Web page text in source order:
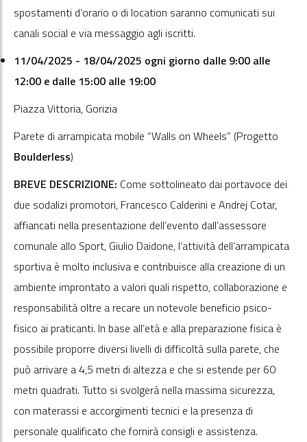
spostamenti d’orario o di location saranno comunicati sui
canali social e via messaggio agli iscritti.
11/04/2025 - 18/04/2025 ogni giorno dalle 9:00 alle
12:00 e dalle 15:00 alle 19:00
Piazza Vittoria, Gorizia
Parete di arrampicata mobile “Walls on Wheels” (Progetto
Boulderless)
BREVE DESCRIZIONE: Come sottolineato dai portavoce dei
due sodalizi promotori, Francesco Calderini e Andrej Cotar,
affiancati nella presentazione dell’evento dall’assessore
comunale allo Sport, Giulio Daidone, l’attività dell’arrampicata
sportiva è molto inclusiva e contribuisce alla creazione di un
ambiente improntato a valori quali rispetto, collaborazione e
responsabilità oltre a recare un notevole beneficio psico-
fisico ai praticanti. In base all’età e alla preparazione fisica è
possibile proporre diversi livelli di difficoltà sulla parete, che
può arrivare a 4,5 metri di altezza e che si estende per 60
metri quadrati. Tutto si svolgerà nella massima sicurezza,
con materassi e accorgimenti tecnici e la presenza di
personale qualificato che fornirà consigli e assistenza.